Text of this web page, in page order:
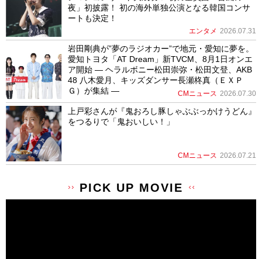
夜」初披露！ 初の海外単独公演となる韓国コンサ
ートも決定！
エンタメ 2026.07.31
岩田剛典が”夢のラジオカー”で地元・愛知に夢を。
愛知トヨタ「AT Dream」新TVCM、8月1日オンエ
ア開始 ― ヘラルボニー松田崇弥・松田文登、AKB
48 八木愛月、キッズダンサー長瀬柊真（ＥＸＰ
Ｇ）が集結 ―
CMニュース 2026.07.30
上戸彩さんが『鬼おろし豚しゃぶぶっかけうどん』
をつるりで「鬼おいしい！」
CMニュース 2026.07.21
PICK UP MOVIE